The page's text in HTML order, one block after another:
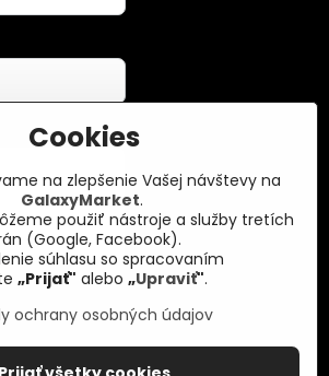
Cookies
na zlepšenie Vašej návštevy na
GalaxyMarket.
použiť nástroje a služby tretích
(Google, Facebook).
súhlasu so spracovaním
„Prijať" alebo „Upraviť".
ochrany osobných údajov